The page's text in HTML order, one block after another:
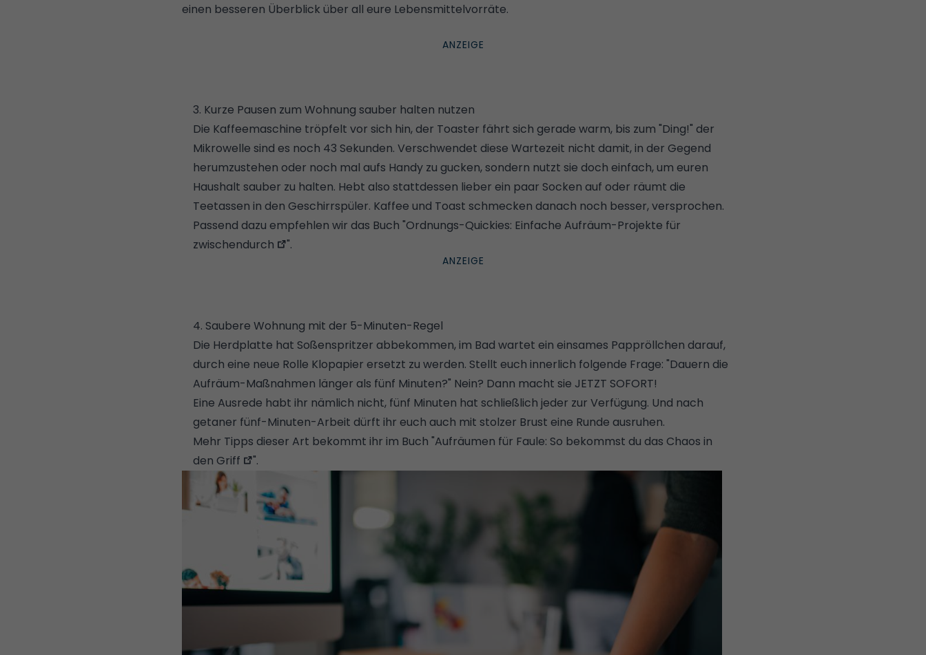
einen besseren Überblick über all eure Lebensmittelvorräte.
3. Kurze Pausen zum Wohnung sauber halten nutzen
Die Kaffeemaschine tröpfelt vor sich hin, der Toaster fährt sich gerade warm, bis zum "Ding!" der
Mikrowelle sind es noch 43 Sekunden. Verschwendet diese Wartezeit nicht damit, in der Gegend
herumzustehen oder noch mal aufs Handy zu gucken, sondern nutzt sie doch einfach, um euren
Haushalt sauber zu halten. Hebt also stattdessen lieber ein paar Socken auf oder räumt die
Teetassen in den Geschirrspüler. Kaffee und Toast schmecken danach noch besser, versprochen.
Passend dazu empfehlen wir das Buch "Ordnungs-Quickies: Einfache Aufräum-Projekte für
zwischendurch
".
4. Saubere Wohnung mit der 5-Minuten-Regel
Die Herdplatte hat Soßenspritzer abbekommen, im Bad wartet ein einsames Pappröllchen darauf,
durch eine neue Rolle Klopapier ersetzt zu werden. Stellt euch innerlich folgende Frage: "Dauern die
Aufräum-Maßnahmen länger als fünf Minuten?" Nein? Dann macht sie JETZT SOFORT!
Eine Ausrede habt ihr nämlich nicht, fünf Minuten hat schließlich jeder zur Verfügung. Und nach
getaner fünf-Minuten-Arbeit dürft ihr euch auch mit stolzer Brust eine Runde ausruhen.
Mehr Tipps dieser Art bekommt ihr im Buch "Aufräumen für Faule: So bekommst du das Chaos in
den Griff
".